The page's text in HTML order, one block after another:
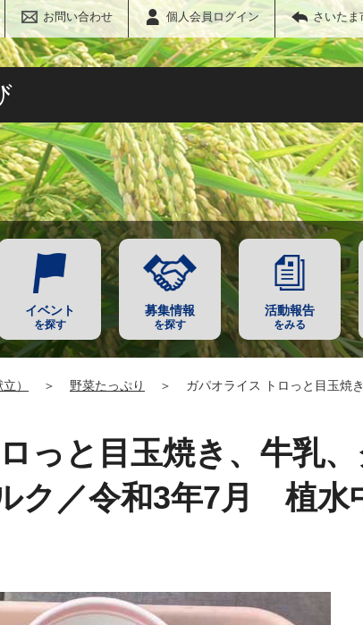
お問い合わせ 個人会員ログイン さいたま
イベント
を探す
募集情報
を探す
活動報告
をみる
） ＞ 野菜たっぷり ＞
ガパオライス トロっと目玉焼
っと目玉焼き、牛乳
ク／令和3年7月 植水